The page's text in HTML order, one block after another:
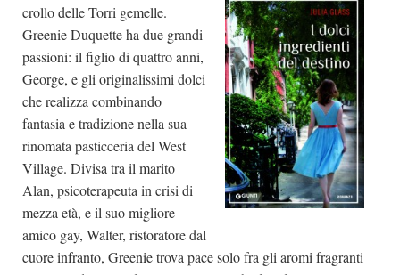
crollo delle Torri gemelle.
Greenie Duquette ha due grandi
passioni: il figlio di quattro anni,
George, e gli originalissimi dolci
che realizza combinando
fantasia e tradizione nella sua
rinomata pasticceria del West
Village. Divisa tra il marito
Alan, psicoterapeuta in crisi di
mezza età, e il suo migliore
amico gay, Walter, ristoratore dal
cuore infranto, Greenie trova pace solo fra gli aromi fragranti